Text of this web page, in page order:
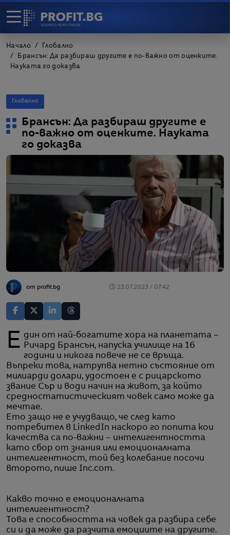
Начало
Глобално
Брансън: Да разбираш другите е по-важно от оценките.
Науката го доказва
Глобално
Брансън: Да разбираш другите е
по-важно от оценките. Науката
го доказва
от profit.bg 23.07.2023 / 07:42
Един от най-богатите хора на планетата –
Ричард Брансън, напуска училище на 16
години и никога повече не се връща.
Въпреки това, натрупва нетно състояние от
милиарди долари, удостоен е с рицарското
звание Сър и води начин на живот, за който
средностатистическият човек само може да
мечтае.
Ето защо не е учудващо, че след като
потребител в LinkedIn наскоро го попита кои
качества са по-важни – интелигентността
като сбор от знания или емоционалната
интелигентност, той без колебание посочи
второто, пише Inc.com.
Какво точно е емоционалната
интелигентност?
Това е способността на човек да разбира себе
си и да може да разчита емоциите на другите.